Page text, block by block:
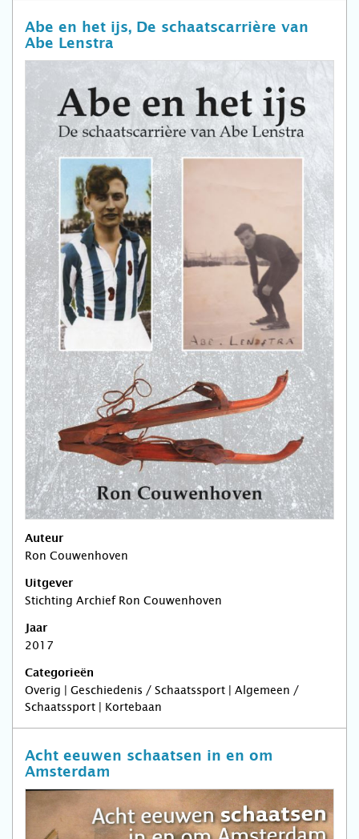
Abe en het ijs, De schaatscarrière van
Abe Lenstra
Auteur
Ron Couwenhoven
Uitgever
Stichting Archief Ron Couwenhoven
Jaar
2017
Categorieën
Overig | Geschiedenis / Schaatssport | Algemeen /
Schaatssport | Kortebaan
Acht eeuwen schaatsen in en om
Amsterdam